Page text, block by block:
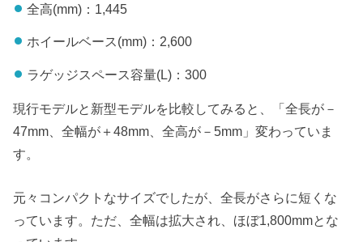
全高(mm)：1,445
ホイールベース(mm)：2,600
ラゲッジスペース容量(L)：300
現行モデルと新型モデルを比較してみると、「全長が－
47mm、全幅が＋48mm、全高が－5mm」変わっていま
す。
元々コンパクトなサイズでしたが、全長がさらに短くな
っています。ただ、全幅は拡大され、ほぼ1,800mmとな